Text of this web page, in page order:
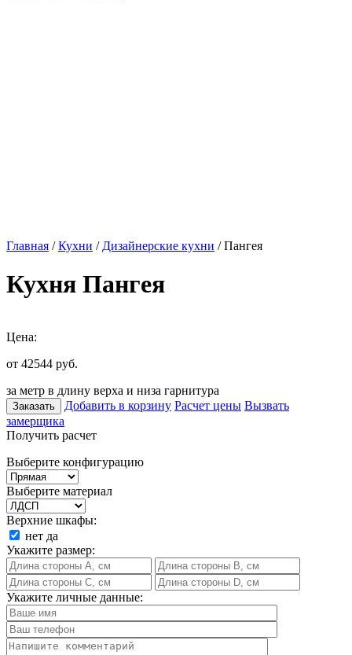
Главная /Кухни / Дизайнерские кухни / Пангея
Кухня Пангея
Цена:
от 42544 руб.
за метр в длину верха и низа гарнитура
Заказать Добавить в корзину Расчет цены Вызвать
замерщика
Получить расчет
Выберите конфигурацию
Выберите материал
Верхние шкафы:
нет да
Укажите размер:
Укажите личные данные: